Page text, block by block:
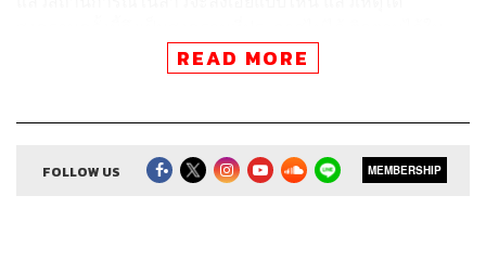
ติดตาม 8 Minute History
READ MORE
FOLLOW US MEMBERSHIP